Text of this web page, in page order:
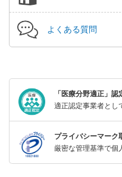
よくある質問
「医療分野適正」認
適正認定事業者とし
プライバシーマーク
厳密な管理基準で個